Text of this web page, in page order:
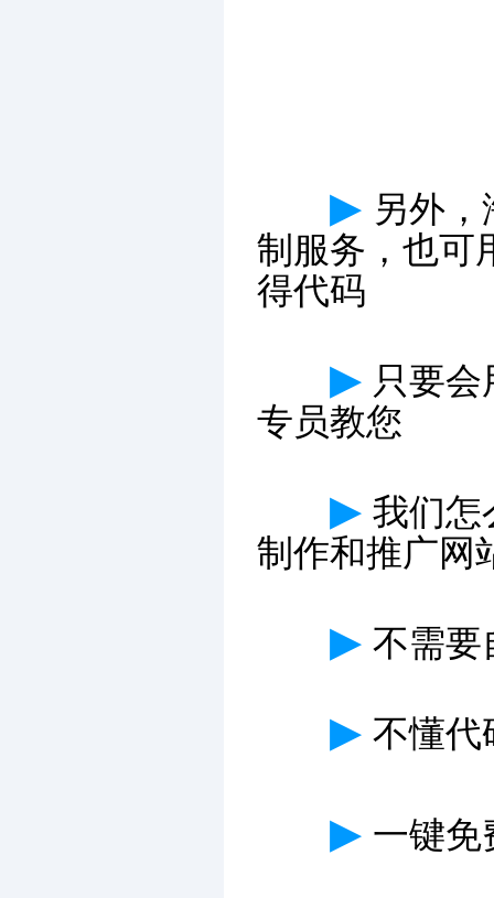
▶ 另外
制服务，也可
得代码
▶ 只要
专员教您
▶ 我们怎
制作和推广网
▶ 不需要
▶ 不懂代
▶ 一键免